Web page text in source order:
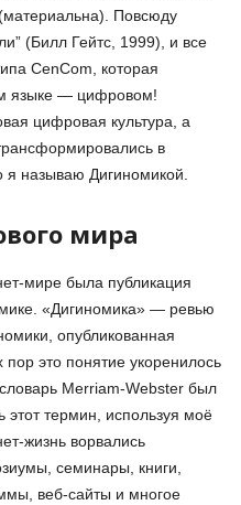
Повсюду
(Билл Гейтс, 1999), и все
CenCom, которая
языке — цифровом!
цифровая культура, а
в
называю Дигиномикой.
мира
мире была публикация
«Дигиномика» — ревью
опубликованная
это понятие укоренилось
Merriam-Webster был
этот термин, используя моё
жизнь ворвались
семинары, книги,
веб-сайты и многое